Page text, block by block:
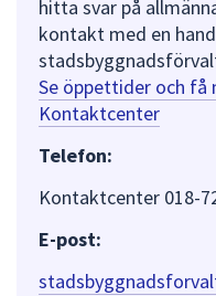
hitta svar på
kontakt med en
Se öppettider och
Kontaktcenter
Telefon:
Kontaktcenter 018-
E-post: